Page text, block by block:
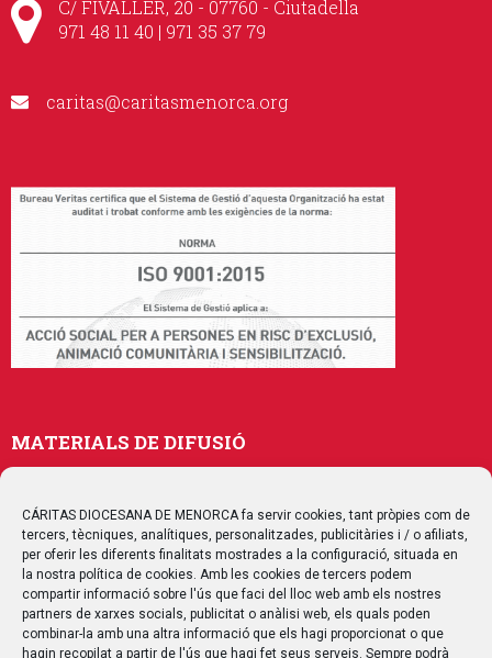
CÁRITAS DIOCESANA DE MENORCA fa servir cookies, tant pròpies com de
tercers, tècniques, analítiques, personalitzades, publicitàries i / o afiliats,
per oferir les diferents finalitats mostrades a la configuració, situada en
la nostra política de cookies. Amb les cookies de tercers podem
compartir informació sobre l'ús que faci del lloc web amb els nostres
partners de xarxes socials, publicitat o anàlisi web, els quals poden
combinar-la amb una altra informació que els hagi proporcionat o que
hagin recopilat a partir de l'ús que hagi fet seus serveis. Sempre podrà
C/ FIVALLER, 20 - 07760 - Ciutadella
971 48 11 40 | 971 35 37 79
caritas@caritasmenorca.org
MATERIALS DE DIFUSIÓ
Publicacions
Multimedia
SEGUEIX-NOS